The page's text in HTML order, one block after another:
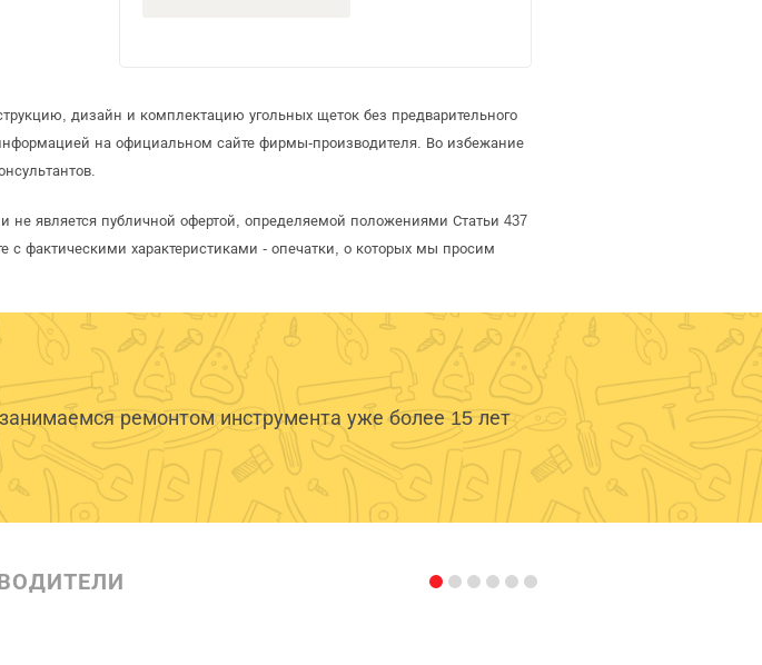
дизайн и комплектацию угольных щеток без предварительного
на официальном сайте фирмы-производителя. Во избежание
не является публичной офертой, определяемой положениями Статьи 437
с фактическими характеристиками - опечатки, о которых мы просим
ремонтом инструмента уже более 15 лет